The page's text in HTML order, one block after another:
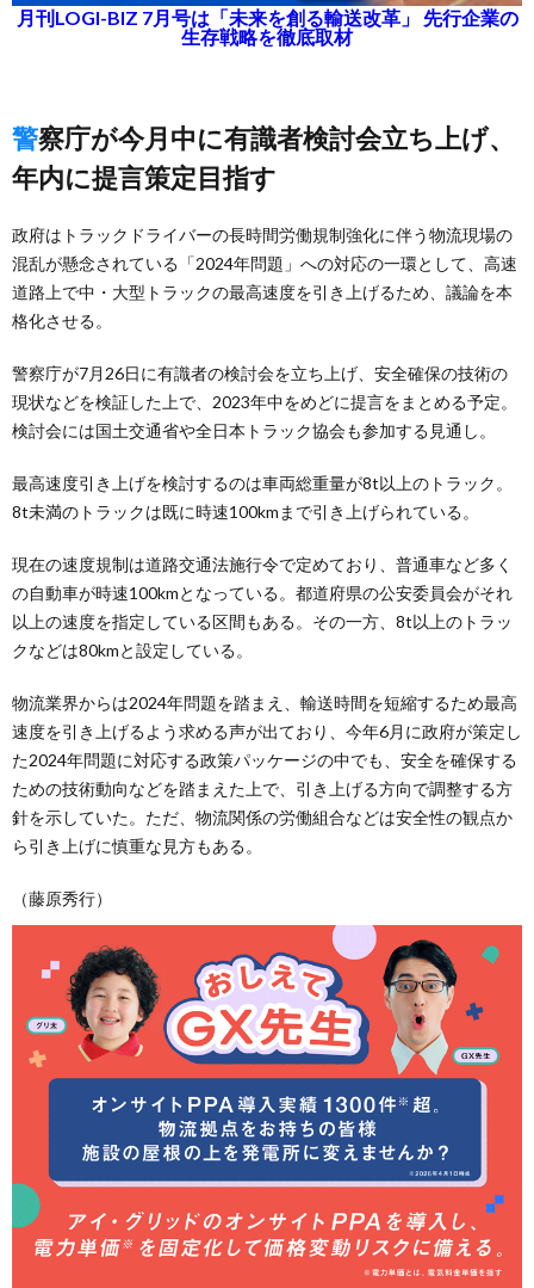
月刊LOGI-BIZ 7月号は「未来を創る輸送改革」 先行企業の
生存戦略を徹底取材
警察庁が今月中に有識者検討会立ち上げ、
年内に提言策定目指す
政府はトラックドライバーの長時間労働規制強化に伴う物流現場の
混乱が懸念されている「2024年問題」への対応の一環として、高速
道路上で中・大型トラックの最高速度を引き上げるため、議論を本
格化させる。
警察庁が7月26日に有識者の検討会を立ち上げ、安全確保の技術の
現状などを検証した上で、2023年中をめどに提言をまとめる予定。
検討会には国土交通省や全日本トラック協会も参加する見通し。
最高速度引き上げを検討するのは車両総重量が8t以上のトラック。
8t未満のトラックは既に時速100kmまで引き上げられている。
現在の速度規制は道路交通法施行令で定めており、普通車など多く
の自動車が時速100kmとなっている。都道府県の公安委員会がそれ
以上の速度を指定している区間もある。その一方、8t以上のトラッ
クなどは80kmと設定している。
物流業界からは2024年問題を踏まえ、輸送時間を短縮するため最高
速度を引き上げるよう求める声が出ており、今年6月に政府が策定し
た2024年問題に対応する政策パッケージの中でも、安全を確保する
ための技術動向などを踏まえた上で、引き上げる方向で調整する方
針を示していた。ただ、物流関係の労働組合などは安全性の観点か
ら引き上げに慎重な見方もある。
（藤原秀行）